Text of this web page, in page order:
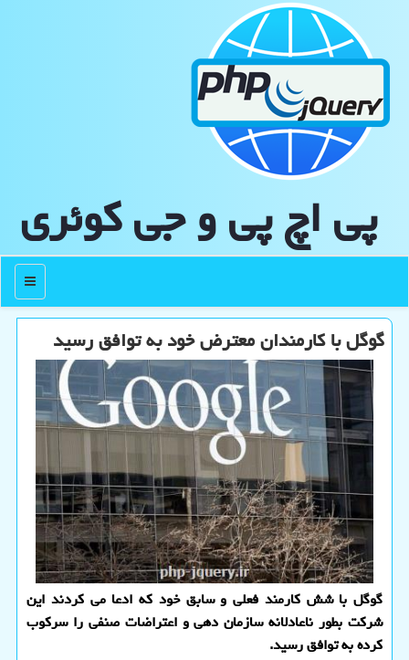
پی اچ پی و جی كوئری
منو
گوگل با کارمندان معترض خود به توافق رسید
گوگل با شش کارمند فعلی و سابق خود که ادعا می کردند این
شرکت بطور ناعادلانه سازمان دهی و اعتراضات صنفی را سرکوب
کرده به توافق رسید.